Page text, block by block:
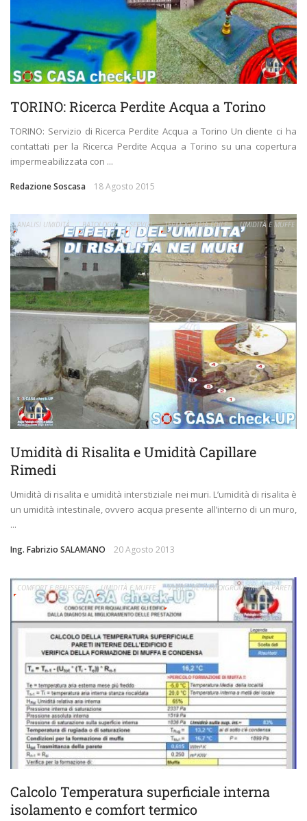
TORINO: Ricerca Perdite Acqua a Torino
TORINO: Servizio di Ricerca Perdite Acqua a Torino Un cliente ci ha
contattati per la Ricerca Perdite Acqua a Torino su una copertura
impermeabilizzata con ...
Redazione Soscasa 18 Agosto 2015
ANALISI UMIDITÀ PATOLOGIE SERVIZI TERMOGRAFIA EDILE UMIDITÀ E MUFFE
Umidità di Risalita e Umidità Capillare
Rimedi
Umidità di risalita e umidità interstiziale nei muri. L’umidità di risalita è
un umidità intestinale, ovvero acqua presente all’interno di un muro,
...
Ing. Fabrizio SALAMANO 20 Agosto 2013
COMFORT E BENESSERE UMIDITÀ E MUFFE VERIFICHE TERMOIGROMETRICHE PARETI
Calcolo Temperatura superficiale interna
isolamento e comfort termico